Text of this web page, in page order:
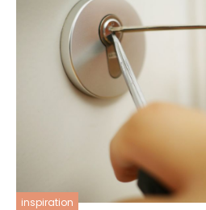
inspiration